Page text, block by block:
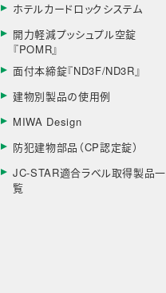
ホテルカードロックシステム
開力軽減プッシュプル空錠
『POMR』
面付本締錠『ND3F/ND3R』
建物別製品の使用例
MIWA Design
防犯建物部品（CP認定錠）
JC-STAR適合ラベル取得製品一
覧